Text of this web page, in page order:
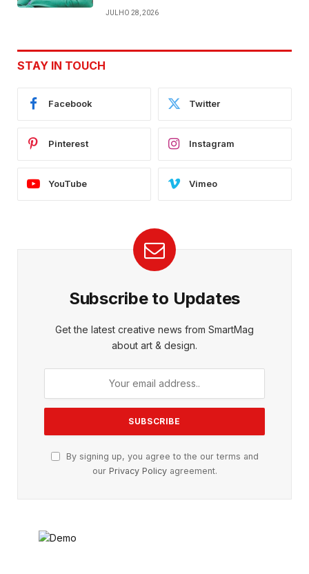
JULHO 28, 2026
STAY IN TOUCH
Facebook Twitter
Pinterest Instagram
YouTube Vimeo
Subscribe to Updates
Get the latest creative news from SmartMag
about art & design.
By signing up, you agree to the our terms and
our Privacy Policyagreement.